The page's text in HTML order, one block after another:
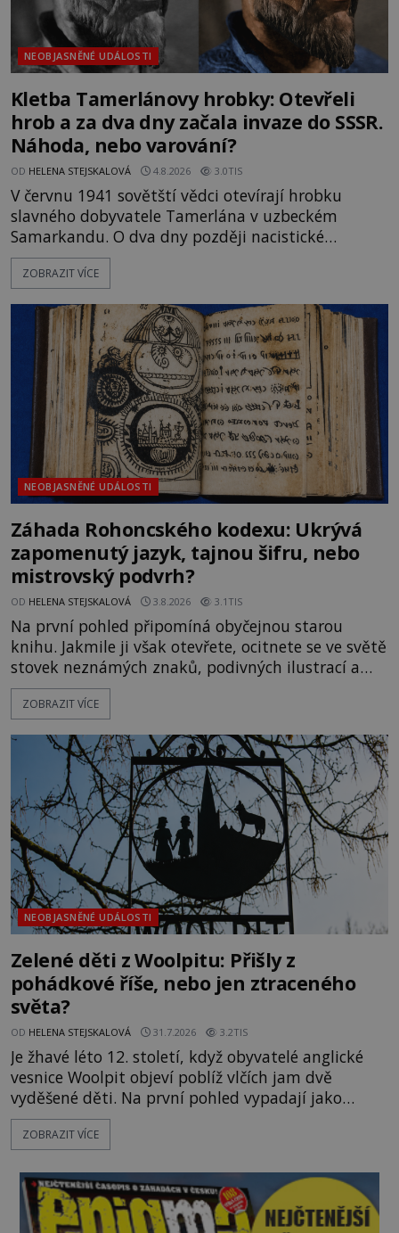
NEOBJASNĚNÉ UDÁLOSTI
Kletba Tamerlánovy hrobky: Otevřeli
hrob a za dva dny začala invaze do SSSR.
Náhoda, nebo varování?
OD HELENA STEJSKALOVÁ 4.8.2026 3.0TIS
V červnu 1941 sovětští vědci otevírají hrobku
slavného dobyvatele Tamerlána v uzbeckém
Samarkandu. O dva dny později nacistické
Německo zahajuje operaci Barbarossa a napadá
Sovětský svaz. Shoda dat je natolik zarážející, že se
na legendě něco pravdy, nebo jde jen o fascinující
souhru okolností? Když antropolog Michail
Gerasimov (1907-1970) a
ZOBRAZIT VÍCE
NEOBJASNĚNÉ UDÁLOSTI
Záhada Rohoncského kodexu: Ukrývá
zapomenutý jazyk, tajnou šifru, nebo
mistrovský podvrh?
OD HELENA STEJSKALOVÁ 3.8.2026 3.1TIS
Na první pohled připomíná obyčejnou starou
knihu. Jakmile ji však otevřete, ocitnete se ve světě
stovek neznámých znaků, podivných ilustrací a
textu, který už téměř dvě století vzdoruje všem
pokusům o rozluštění. Rohoncský kodex patří mezi
jistotou neví, kdo jej napsal, kdy vznikl ani co
vlastně vypráví. Rohoncský kodex se poprvé
objevuje v roce
ZOBRAZIT VÍCE
NEOBJASNĚNÉ UDÁLOSTI
Zelené děti z Woolpitu: Přišly z
pohádkové říše, nebo jen ztraceného
světa?
OD HELENA STEJSKALOVÁ 31.7.2026 3.2TIS
Je žhavé léto 12. století, když obyvatelé anglické
vesnice Woolpit objeví poblíž vlčích jam dvě
vyděšené děti. Na první pohled vypadají jako
každé jiné, až na jednu děsivou výjimku. Jejich
kůže má nazelenalý odstín, mluví
kromě syrových bobů. Příběh se rychle stává
jednou z největších záhad středověké Anglie a ani
po téměř devíti stech letech není
ZOBRAZIT VÍCE